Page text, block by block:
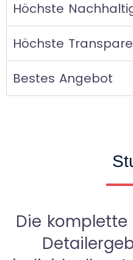
Höchste
Höchste
Bestes Angebot
Die